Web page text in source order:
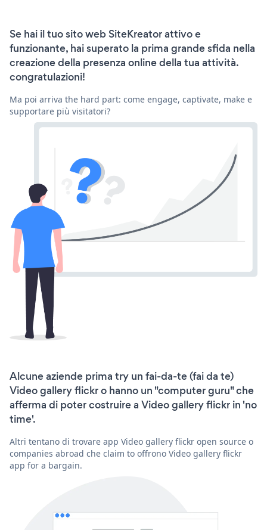
Se hai il tuo sito web SiteKreator attivo e
funzionante, hai superato la prima grande sfida nella
creazione della presenza online della tua attività.
congratulazioni!
Ma poi arriva the hard part: come engage, captivate, make e
supportare più visitatori?
Alcune aziende prima try un fai-da-te (fai da te)
Video gallery flickr o hanno un "computer guru" che
afferma di poter costruire a Video gallery flickr in 'no
time'.
Altri tentano di trovare app Video gallery flickr open source o
companies abroad che claim to offrono Video gallery flickr
app for a bargain.